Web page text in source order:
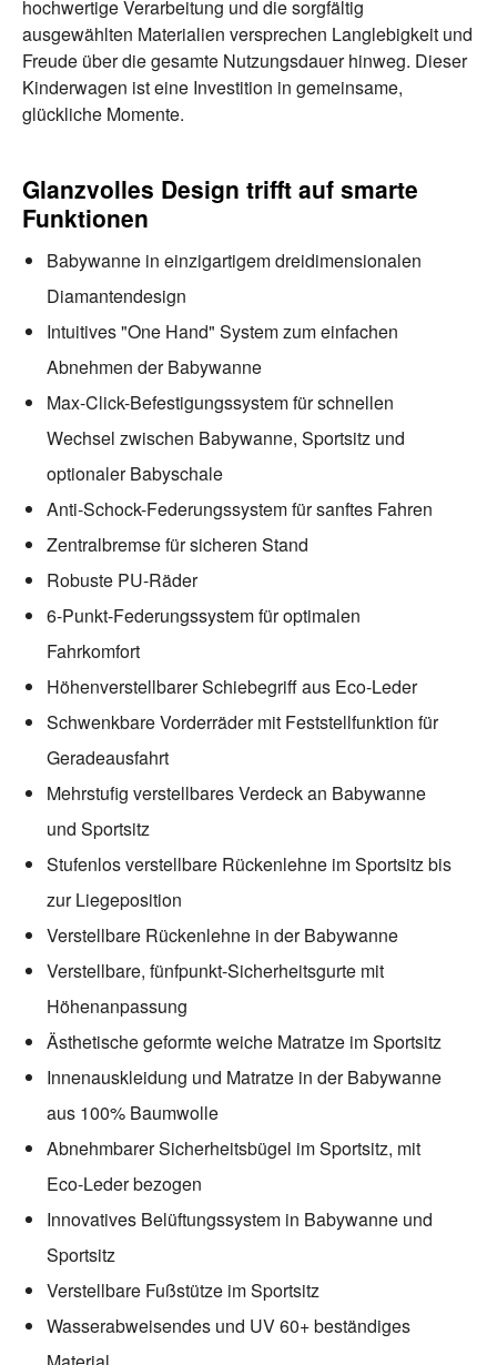
hochwertige Verarbeitung und die sorgfältig
ausgewählten Materialien versprechen Langlebigkeit und
Freude über die gesamte Nutzungsdauer hinweg. Dieser
Kinderwagen ist eine Investition in gemeinsame,
glückliche Momente.
Glanzvolles Design trifft auf smarte
Funktionen
Babywanne in einzigartigem dreidimensionalen
Diamantendesign
Intuitives "One Hand" System zum einfachen
Abnehmen der Babywanne
Max-Click-Befestigungssystem für schnellen
Wechsel zwischen Babywanne, Sportsitz und
optionaler Babyschale
Anti-Schock-Federungssystem für sanftes Fahren
Zentralbremse für sicheren Stand
Robuste PU-Räder
6-Punkt-Federungssystem für optimalen
Fahrkomfort
Höhenverstellbarer Schiebegriff aus Eco-Leder
Schwenkbare Vorderräder mit Feststellfunktion für
Geradeausfahrt
Mehrstufig verstellbares Verdeck an Babywanne
und Sportsitz
Stufenlos verstellbare Rückenlehne im Sportsitz bis
zur Liegeposition
Verstellbare Rückenlehne in der Babywanne
Verstellbare, fünfpunkt-Sicherheitsgurte mit
Höhenanpassung
Ästhetische geformte weiche Matratze im Sportsitz
Innenauskleidung und Matratze in der Babywanne
aus 100% Baumwolle
Abnehmbarer Sicherheitsbügel im Sportsitz, mit
Eco-Leder bezogen
Innovatives Belüftungssystem in Babywanne und
Sportsitz
Verstellbare Fußstütze im Sportsitz
Wasserabweisendes und UV 60+ beständiges